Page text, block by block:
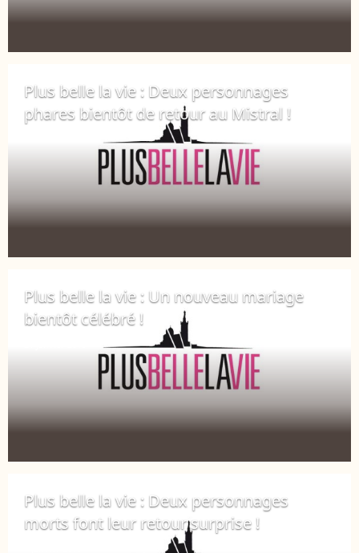
Plus belle la vie : Deux personnages
phares bientôt de retour au Mistral !
Plus belle la vie : Un nouveau mariage
bientôt célébré !
Plus belle la vie : Deux personnages
morts font leur retour surprise !